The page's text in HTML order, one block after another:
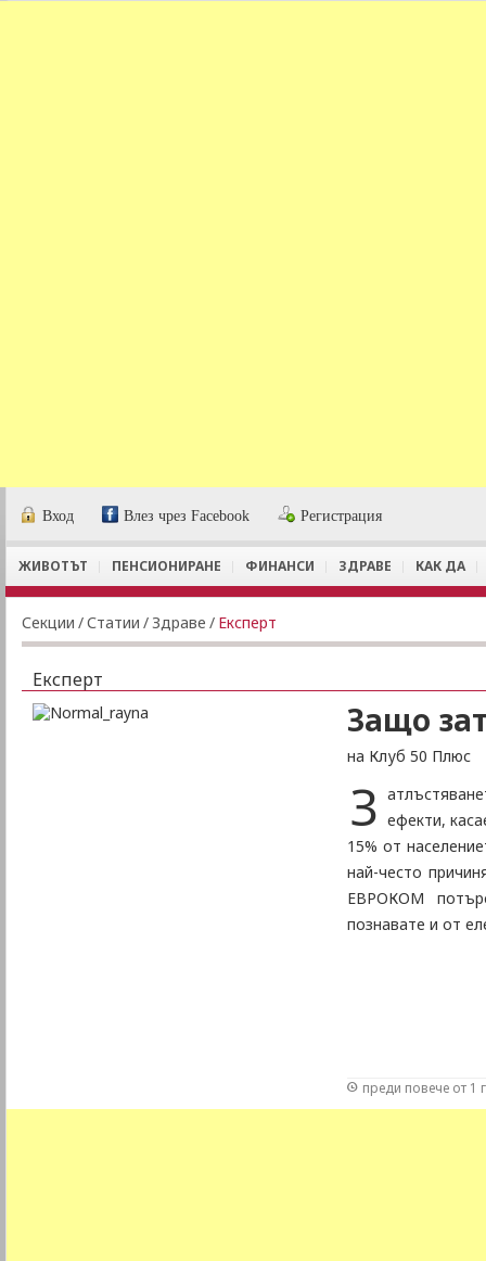
Вход Влез чрез Facebook Регистрация
ЖИВОТЪТ ПЕНСИОНИРАНЕ ФИНАНСИ ЗДРАВЕ КАК ДА
Секции /Статии / Здраве / Експерт
Експерт
Защо
на Клуб 50 Плюс
З ефекти,
15% от
най-често
ЕВРОКОМ
познавате и от
преди повече от 1